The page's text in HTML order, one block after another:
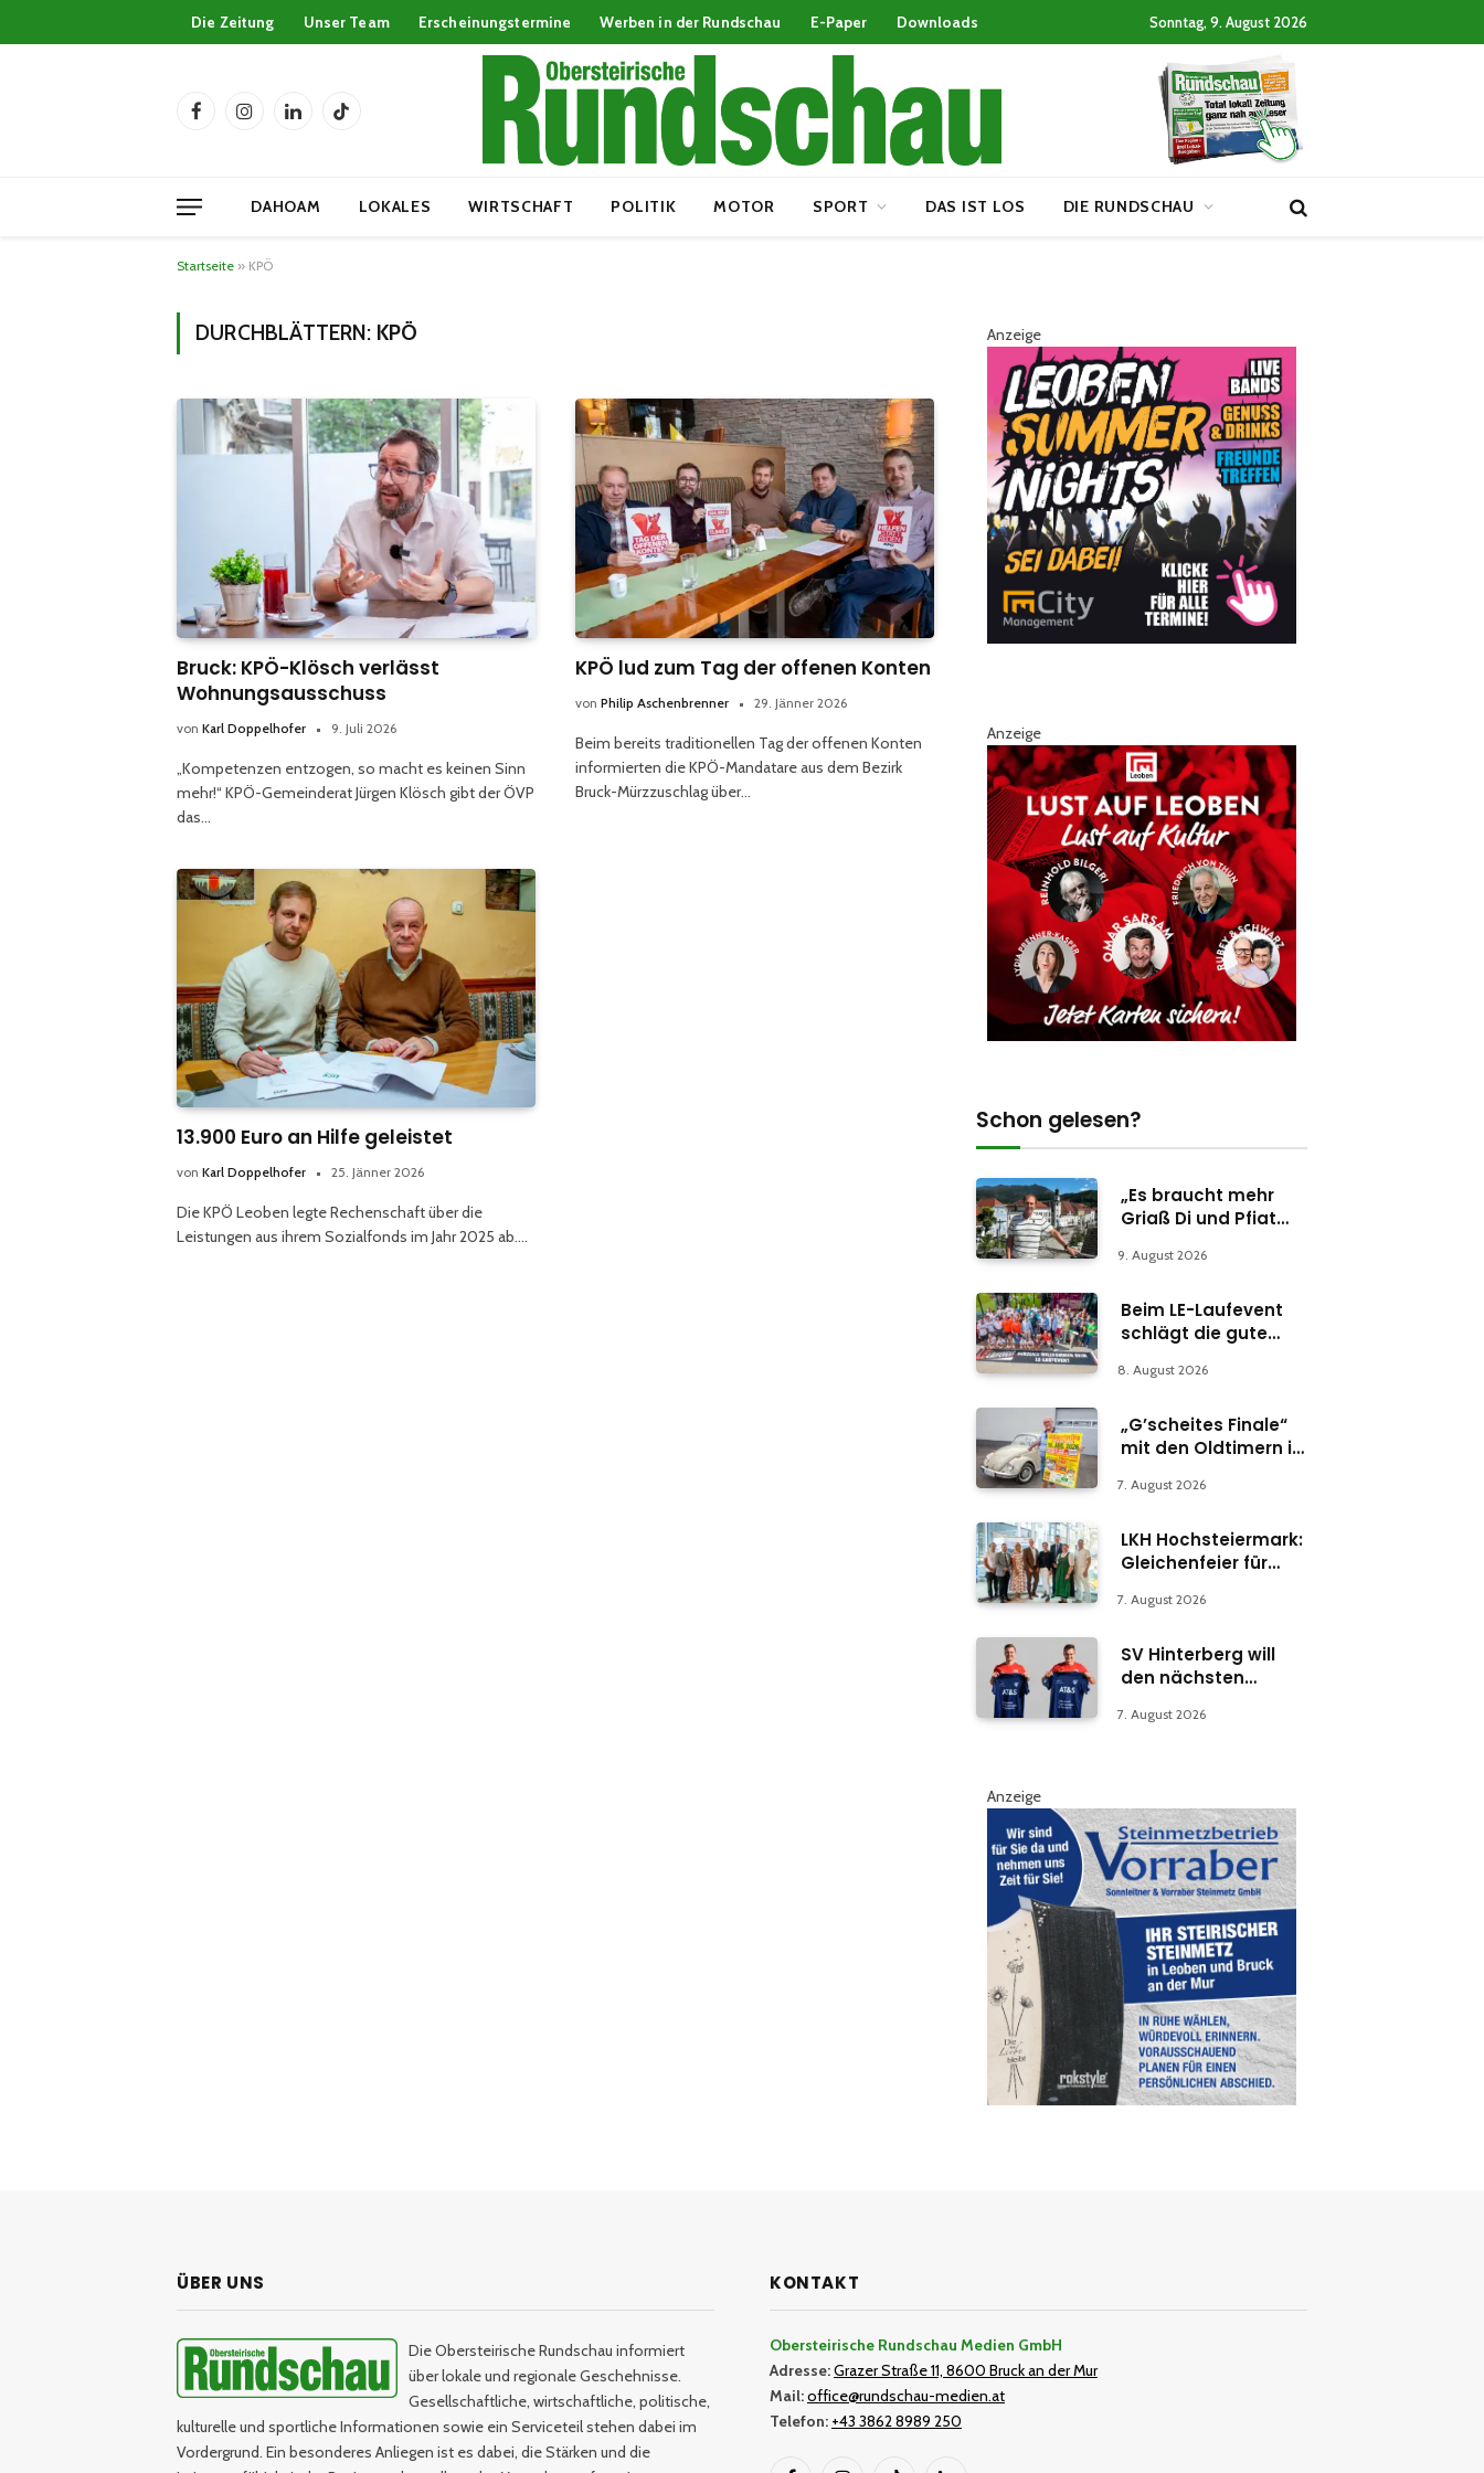
Die Zeitung Unser Team Erscheinungstermine Werben in der Rundschau E-Paper Downloads Sonntag, 9. August 2026
FacebookInstagramLinkedInTikTok
DAHOAM LOKALES WIRTSCHAFT POLITIK MOTOR SPORT DAS IST LOS DIE RUNDSCHAU
Startseite » KPÖ
DURCHBLÄTTERN: KPÖ
Bruck: KPÖ-Klösch verlässt
Wohnungsausschuss
von Karl Doppelhofer 9. Juli 2026
„Kompetenzen entzogen, so macht es keinen Sinn
mehr!“ KPÖ-Gemeinderat Jürgen Klösch gibt der ÖVP
das…
KPÖ lud zum Tag der offenen Konten
von Philip Aschenbrenner 29. Jänner 2026
Beim bereits traditionellen Tag der offenen Konten
informierten die KPÖ-Mandatare aus dem Bezirk
Bruck-Mürzzuschlag über…
13.900 Euro an Hilfe geleistet
von Karl Doppelhofer 25. Jänner 2026
Die KPÖ Leoben legte Rechenschaft über die
Leistungen aus ihrem Sozialfonds im Jahr 2025 ab.…
Anzeige
Anzeige
Schon gelesen?
„Es braucht mehr
Griaß Di und Pfiat
9. August 2026
Beim LE-Laufevent
schlägt die gute
8. August 2026
„G’scheites Finale“
mit den Oldtimern in
7. August 2026
LKH Hochsteiermark:
Gleichenfeier für
Abteilung in Bruck
7. August 2026
SV Hinterberg will
den nächsten
7. August 2026
Anzeige
ÜBER UNS
Die Obersteirische Rundschau informiert
über lokale und regionale Geschehnisse.
Gesellschaftliche, wirtschaftliche, politische,
kulturelle und sportliche Informationen sowie ein Serviceteil stehen dabei im
Vordergrund. Ein besonderes Anliegen ist es dabei, die Stärken und die
KONTAKT
Obersteirische Rundschau Medien GmbH
Adresse:Grazer Straße 11, 8600 Bruck an der Mur
Mail:office@rundschau-medien.at
Telefon: +43 3862 8989 250